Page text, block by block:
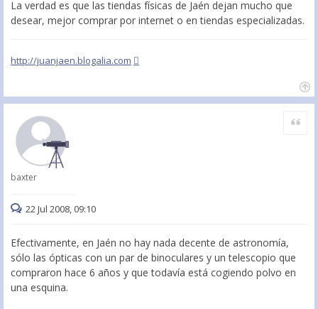
La verdad es que las tiendas físicas de Jaén dejan mucho que
desear, mejor comprar por internet o en tiendas especializadas.
http://juanjaen.blogalia.com
baxter
Citar
22 Jul 2008, 09:10
Efectivamente, en Jaén no hay nada decente de astronomía,
sólo las ópticas con un par de binoculares y un telescopio que
compraron hace 6 años y que todavía está cogiendo polvo en
una esquina.